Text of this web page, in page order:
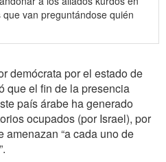
van preguntándose quién
demócrata por el estado de
que el fin de la presencia
país árabe ha generado
ocupados (por Israel), por
amenazan “a cada uno de